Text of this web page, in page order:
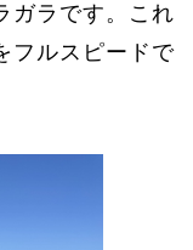
ガラです。これ
フルスピードで